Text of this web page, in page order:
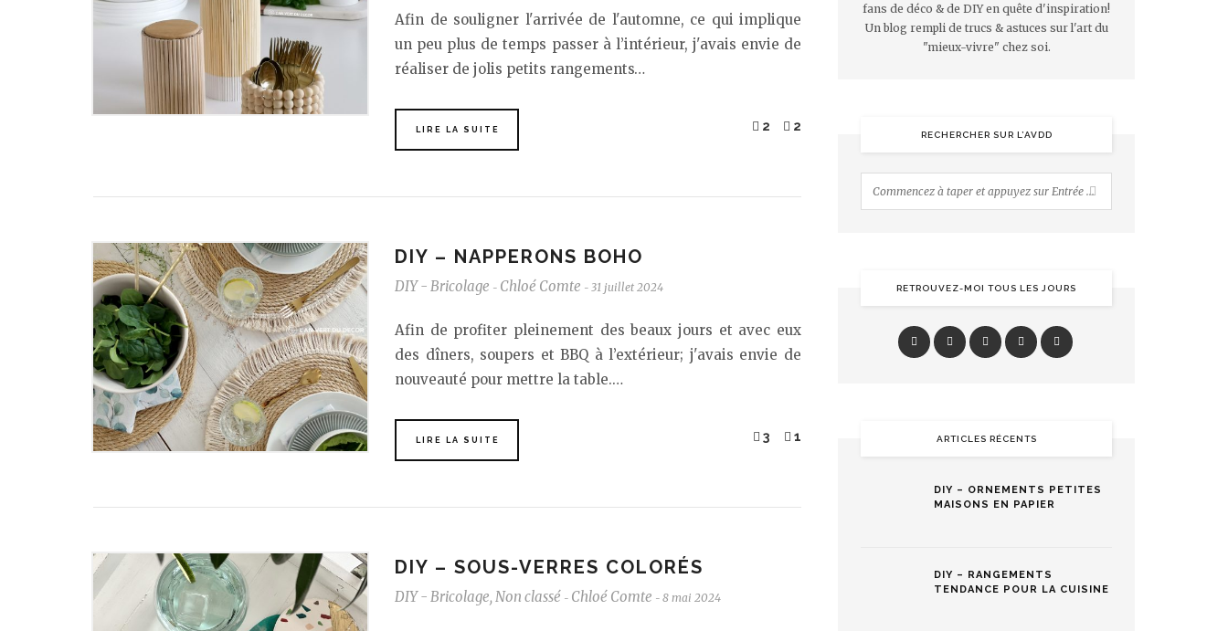
Afin de souligner l'arrivée de l'automne, ce qui implique
un peu plus de temps passer à l’intérieur, j'avais envie de
réaliser de jolis petits rangements…
LIRE LA SUITE 2 2
DIY – NAPPERONS BOHO
DIY - Bricolage - Chloé Comte - 31 juillet 2024
Afin de profiter pleinement des beaux jours et avec eux
des dîners, soupers et BBQ à l’extérieur; j'avais envie de
nouveauté pour mettre la table.…
LIRE LA SUITE 3 1
DIY – SOUS-VERRES COLORÉS
DIY - Bricolage, Non classé - Chloé Comte - 8 mai 2024
fans de déco & de DIY en quête d'inspiration!
Un blog rempli de trucs & astuces sur l'art du
"mieux-vivre" chez soi.
RECHERCHER SUR L’AVDD
RETROUVEZ-MOI TOUS LES JOURS
ARTICLES RÉCENTS
DIY – ORNEMENTS PETITES
MAISONS EN PAPIER
DIY – RANGEMENTS
TENDANCE POUR LA CUISINE